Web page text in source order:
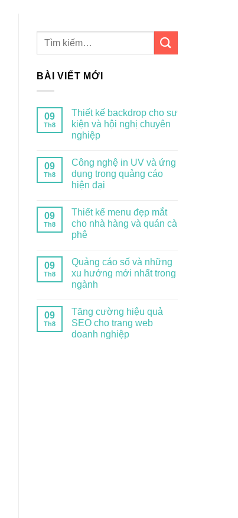
BÀI VIẾT MỚI
09
Th8
Thiết kế backdrop cho sự
kiện và hội nghị chuyên
nghiệp
09
Th8
Công nghệ in UV và ứng
dụng trong quảng cáo
hiện đại
09
Th8
Thiết kế menu đẹp mắt
cho nhà hàng và quán cà
phê
09
Th8
Quảng cáo số và những
xu hướng mới nhất trong
ngành
09
Th8
Tăng cường hiệu quả
SEO cho trang web
doanh nghiệp